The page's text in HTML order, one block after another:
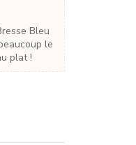
le
plat !